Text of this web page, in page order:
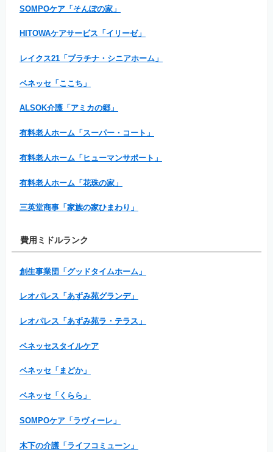
SOMPOケア「そんぽの家」
HITOWAケアサービス「イリーゼ」
レイクス21「プラチナ・シニアホーム」
ベネッセ「ここち」
ALSOK介護「アミカの郷」
有料老人ホーム「スーパー・コート」
有料老人ホーム「ヒューマンサポート」
有料老人ホーム「花珠の家」
三英堂商事「家族の家ひまわり」
費用ミドルランク
創生事業団「グッドタイムホーム」
レオパレス「あずみ苑グランデ」
レオパレス「あずみ苑ラ・テラス」
ベネッセスタイルケア
ベネッセ「まどか」
ベネッセ「くらら」
SOMPOケア「ラヴィーレ」
木下の介護「ライフコミューン」